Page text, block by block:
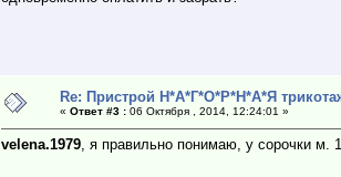
Re: Пристрой Н*А*Г*О*Р*Н*А*Я
« Ответ #3 :06 Октября , 2014, 12:24:01 »
velena.1979, я правильно понимаю, у сорочки м.